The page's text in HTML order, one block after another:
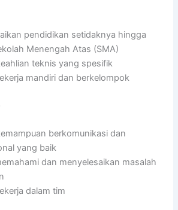
pendidikan setidaknya hingga
Menengah Atas (SMA)
teknis yang spesifik
mandiri dan berkelompok
berkomunikasi dan
yang baik
dan menyelesaikan masalah
dalam tim